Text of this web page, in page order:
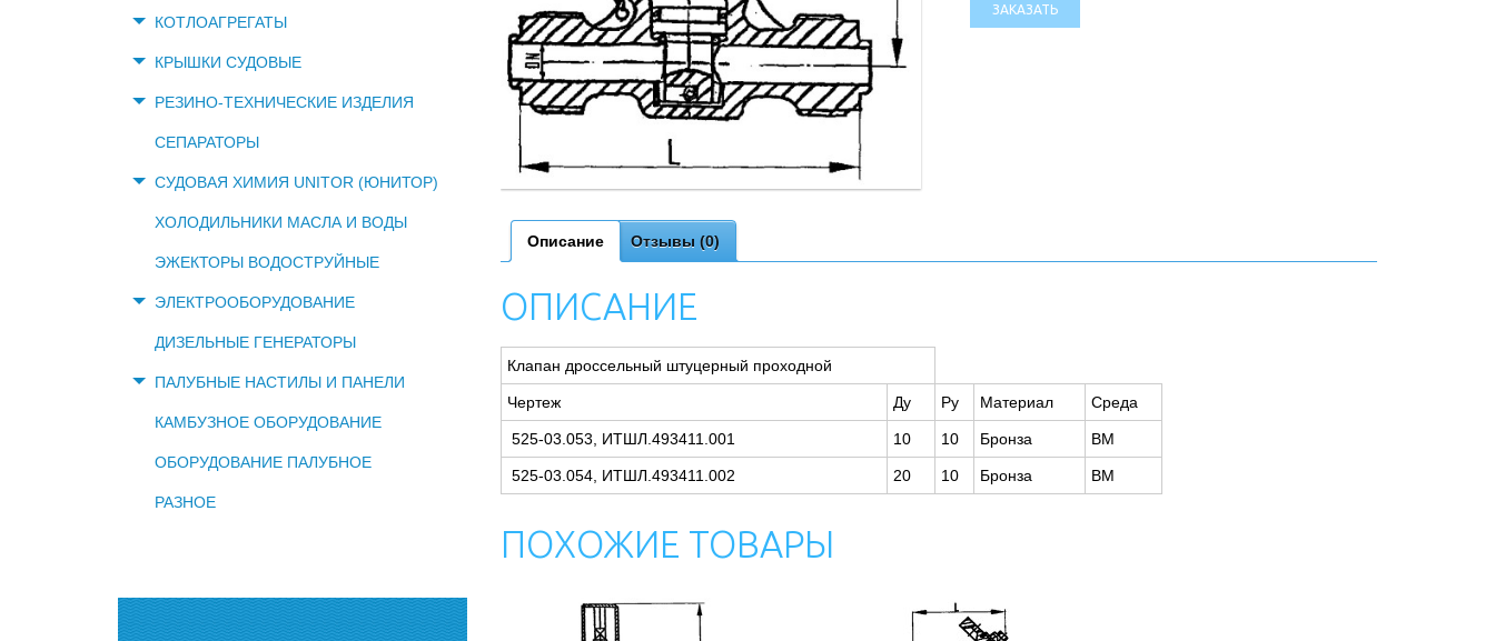
КОТЛОАГРЕГАТЫ
КРЫШКИ СУДОВЫЕ
РЕЗИНО-ТЕХНИЧЕСКИЕ ИЗДЕЛИЯ
СЕПАРАТОРЫ
СУДОВАЯ ХИМИЯ UNITOR (ЮНИТОР)
ХОЛОДИЛЬНИКИ МАСЛА И ВОДЫ
ЭЖЕКТОРЫ ВОДОСТРУЙНЫЕ
ЭЛЕКТРООБОРУДОВАНИЕ
ДИЗЕЛЬНЫЕ ГЕНЕРАТОРЫ
ПАЛУБНЫЕ НАСТИЛЫ И ПАНЕЛИ
КАМБУЗНОЕ ОБОРУДОВАНИЕ
ОБОРУДОВАНИЕ ПАЛУБНОЕ
РАЗНОЕ
ЗАКАЗАТЬ
Описание Отзывы (0)
ОПИСАНИЕ
Клапан дроссельный штуцерный проходной
Чертеж Ду Pу Материал Среда
525-03.053, ИТШЛ.493411.001 10 10 Бронза ВМ
525-03.054, ИТШЛ.493411.002 20 10 Бронза ВМ
ПОХОЖИЕ ТОВАРЫ